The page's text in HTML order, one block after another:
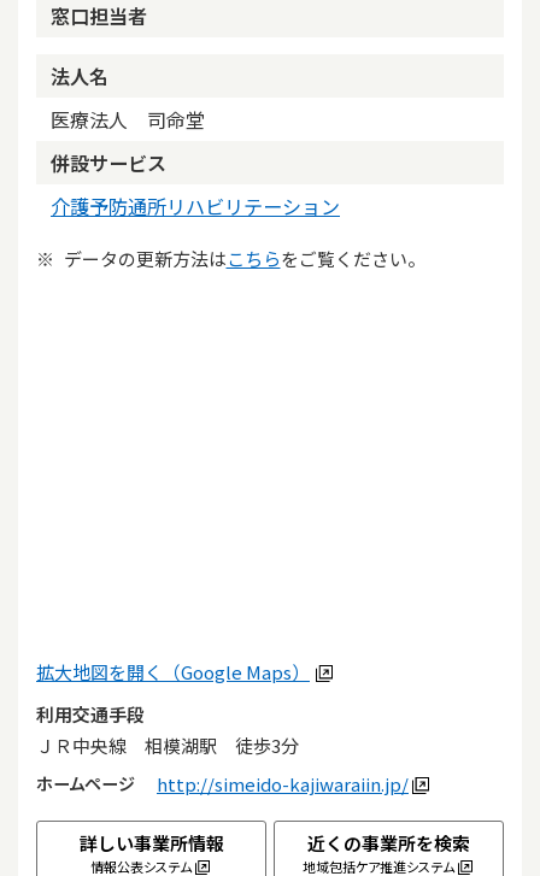
窓口担当者
法人名
医療法人 司命堂
併設サービス
介護予防通所リハビリテーション
データの更新方法はこちらをご覧ください。
拡大地図を開く（Google Maps）
利用交通手段
ＪＲ中央線　相模湖駅　徒歩3分
ホームページ http://simeido-kajiwaraiin.jp/
詳しい事業所情報
情報公表システム
近くの事業所を検索
地域包括ケア推進システム